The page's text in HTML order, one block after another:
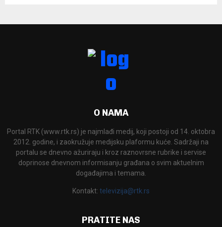
O NAMA
Portal RTK (www.rtk.rs) je najmlađi medij, koji postoji od 14. oktobra
2012. godine, i zaokružuje medijsku plaformu kuće. Sadržaji na
portalu se dnevno ažuriraju i kroz raznovrsne rubrike i servise
doprinose dnevnom informisanju građana o svim aktuelnim
događajima i temama.
Kontakt: televizija@rtk.rs
PRATITE NAS